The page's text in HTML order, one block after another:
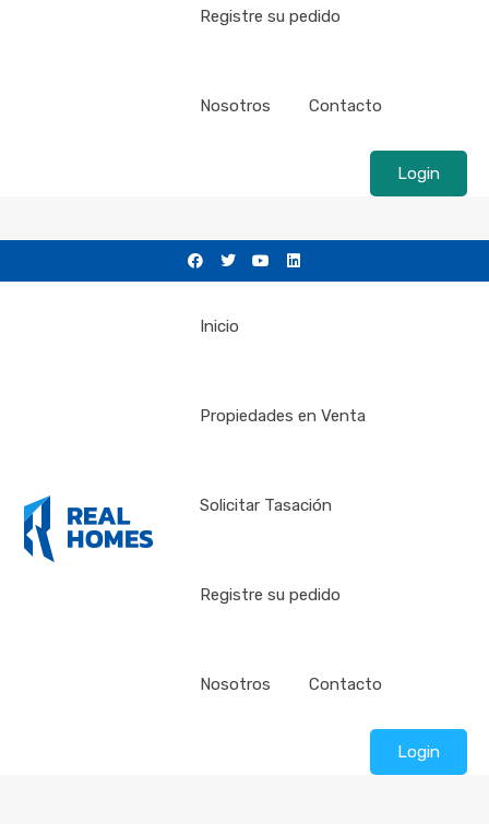
Registre su pedido
Nosotros Contacto
Login
Inicio
Propiedades en Venta
Solicitar Tasación
Registre su pedido
Nosotros Contacto
Login